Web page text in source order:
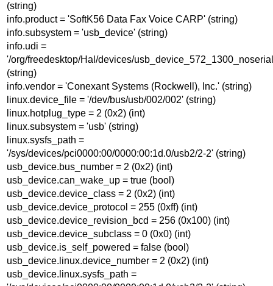
(string)
info.product = 'SoftK56 Data Fax Voice CARP' (string)
info.subsystem = 'usb_device' (string)
info.udi =
'/org/freedesktop/Hal/devices/
(string)
info.vendor = 'Conexant Systems (Rockwell), Inc.' (string)
linux.device_file = '/dev/bus/usb/002/002' (string)
linux.hotplug_type = 2 (0x2) (int)
linux.subsystem = 'usb' (string)
linux.sysfs_path =
'/sys/devices/pci0000:00/0000:00:1d.0/usb2/2-2' (string)
usb_device.bus_number = 2 (0x2) (int)
usb_device.can_wake_up = true (bool)
usb_device.device_class = 2 (0x2) (int)
usb_device.device_protocol = 255 (0xff) (int)
usb_device.device_revision_bcd = 256 (0x100) (int)
usb_device.device_subclass = 0 (0x0) (int)
usb_device.is_self_powered = false (bool)
usb_device.linux.device_number = 2 (0x2) (int)
usb_device.linux.sysfs_path =